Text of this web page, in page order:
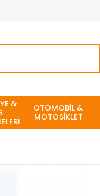
& OTOMOBİL &
MOTOSİKLET